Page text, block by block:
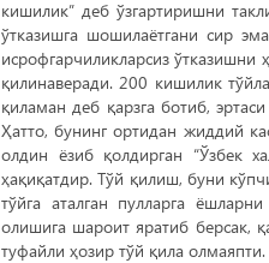
кишилик” деб ўзгартиришни
ўтказишга шошилаётгани сир
исрофгарчиликларсиз
қилинаверади. 200 кишилик
қиламан деб қарзга ботиб,
Ҳатто, бунинг ортидан жиддий
олдин ёзиб қолдирган “Ўзбек
ҳақиқатдир. Тўй қилиш, буни
тўйга аталган пулларга
олишига шароит яратиб берсак,
туфайли ҳозир тўй қила